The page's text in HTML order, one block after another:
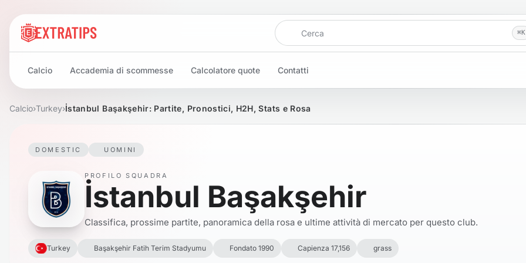
Cerca
⌘K
Calcio Accademia di scommesse Calcolatore quote Contatti
Calcio›Turkey›İstanbul Başakşehir: Partite, Pronostici, H2H, Stats e Rosa
DOMESTIC UOMINI
PROFILO SQUADRA
İstanbul Başakşehir
Classifica, prossime partite, panoramica della rosa e ultime attività di mercato per questo club.
Turkey Başakşehir Fatih Terim Stadyumu Fondato 1990 Capienza 17,156 grass